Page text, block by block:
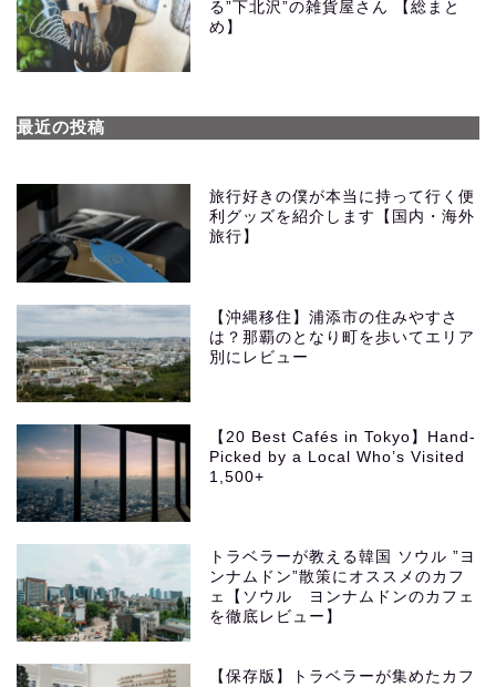
る”下北沢”の雑貨屋さん 【総まと
め】
最近の投稿
旅行好きの僕が本当に持って行く便
利グッズを紹介します【国内・海外
旅行】
【沖縄移住】浦添市の住みやすさ
は？那覇のとなり町を歩いてエリア
別にレビュー
【20 Best Cafés in Tokyo】Hand-
Picked by a Local Who’s Visited
1,500+
トラベラーが教える韓国 ソウル ”ヨ
ンナムドン”散策にオススメのカフ
ェ【ソウル ヨンナムドンのカフェ
を徹底レビュー】
【保存版】トラベラーが集めたカフ